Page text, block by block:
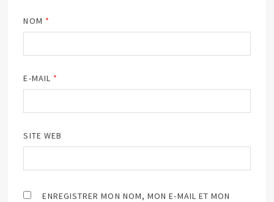
NOM *
E-MAIL *
SITE WEB
ENREGISTRER MON NOM, MON E-MAIL ET MON